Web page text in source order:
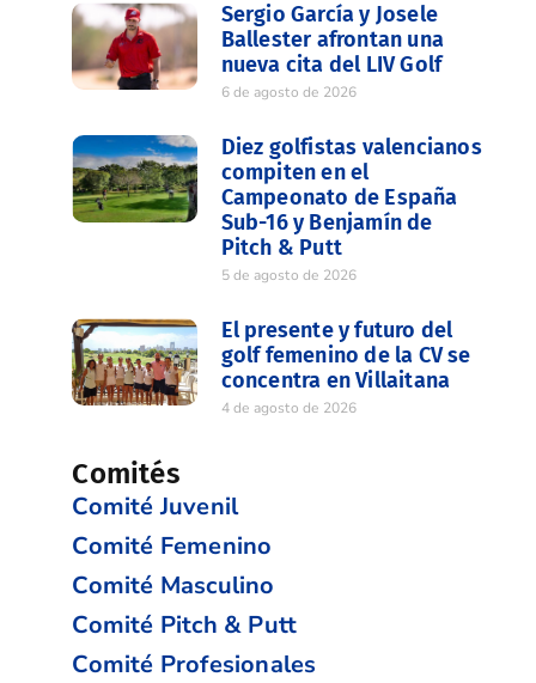
Sergio García y Josele
Ballester afrontan una
nueva cita del LIV Golf
6 de agosto de 2026
Diez golfistas valencianos
compiten en el
Campeonato de España
Sub-16 y Benjamín de
Pitch & Putt
5 de agosto de 2026
El presente y futuro del
golf femenino de la CV se
concentra en Villaitana
4 de agosto de 2026
Comités
Comité Juvenil
Comité Femenino
Comité Masculino
Comité Pitch & Putt
Comité Profesionales